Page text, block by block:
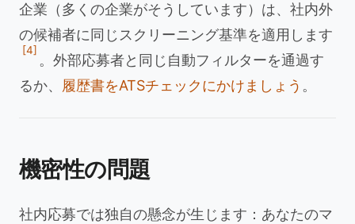
企業（多くの企業がそうしています）は、社内外
の候補者に同じスクリーニング基準を適用します
[4]
。外部応募者と同じ自動フィルターを通過す
るか、 履歴書をATSチェックにかけましょう 。
機密性の問題
社内応募では独自の懸念が生じます：あなたのマ